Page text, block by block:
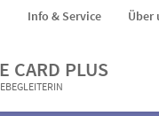
Info & Service Über
CARD PLUS